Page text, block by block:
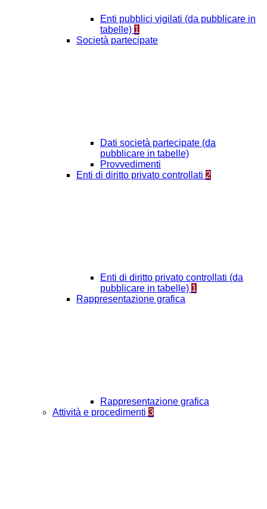
Enti pubblici vigilati (da pubblicare in
tabelle) 1
Società partecipate
Dati società partecipate (da
pubblicare in tabelle)
Provvedimenti
Enti di diritto privato controllati 2
Enti di diritto privato controllati (da
pubblicare in tabelle) 1
Rappresentazione grafica
Rappresentazione grafica
Attività e procedimenti 3